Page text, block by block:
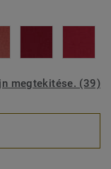
megtekitése. (39)